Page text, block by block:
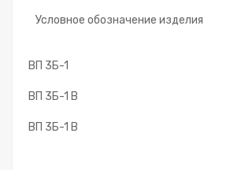
Условное обозначение изделия
ВП 3Б-1
ВП 3Б-1 В
ВП 3Б-1 В